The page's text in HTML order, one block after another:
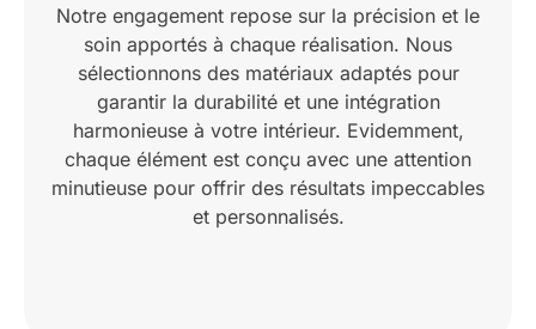
Notre engagement repose sur la précision et le
soin apportés à chaque réalisation. Nous
sélectionnons des matériaux adaptés pour
garantir la durabilité et une intégration
harmonieuse à votre intérieur. Evidemment,
chaque élément est conçu avec une attention
minutieuse pour offrir des résultats impeccables
et personnalisés.